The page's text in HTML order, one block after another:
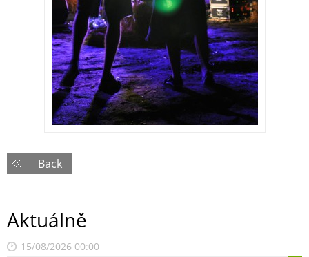
Back
Aktuálně
15/08/2026 00:00